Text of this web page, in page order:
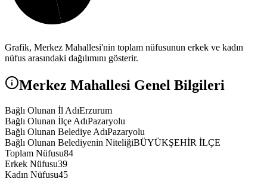
Grafik, Merkez Mahallesi'nin toplam nüfusunun erkek ve kadın
nüfus arasındaki dağılımını gösterir.
Merkez Mahallesi Genel Bilgileri
Bağlı Olunan İl AdıErzurum
Bağlı Olunan İlçe AdıPazaryolu
Bağlı Olunan Belediye AdıPazaryolu
Bağlı Olunan Belediyenin NiteliğiBÜYÜKŞEHİR İLÇE
Toplam Nüfusu84
Erkek Nüfusu39
Kadın Nüfusu45